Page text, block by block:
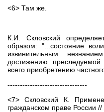
<6> Там же.
К.И. Скловский
образом: "...состояние
извинительным
достижению
всего приобретению
--------------------------------
<7> Скловский К.
гражданском праве России